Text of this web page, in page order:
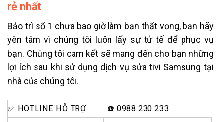
rẻ nhất
Bảo trì số 1 chưa bao giờ làm bạn thất vọng, bạn hãy
yên tâm vì chúng tôi luôn lấy sự tử tế để phục vụ
bạn. Chúng tôi cam kết sẽ mang đến cho bạn những
lợi ích sau khi sử dụng dịch vụ sửa tivi Samsung tại
nhà của chúng tôi.
✅ HOTLINE HỖ TRỢ ☎️ 0988.230.233